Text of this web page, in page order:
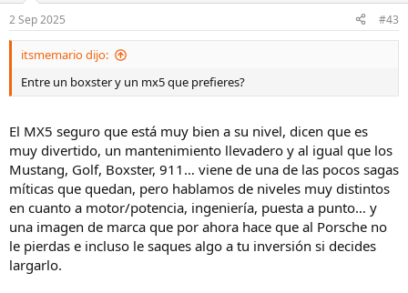
2 Sep 2025 #43
itsmemario dijo:
Entre un boxster y un mx5 que prefieres?
El MX5 seguro que está muy bien a su nivel, dicen que es
muy divertido, un mantenimiento llevadero y al igual que los
Mustang, Golf, Boxster, 911… viene de una de las pocos sagas
míticas que quedan, pero hablamos de niveles muy distintos
en cuanto a motor/potencia, ingeniería, puesta a punto… y
una imagen de marca que por ahora hace que al Porsche no
le pierdas e incluso le saques algo a tu inversión si decides
largarlo.